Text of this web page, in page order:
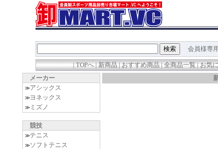
会員様専
|TOPへ|新商品|おすすめ商品|全商品一覧|お気
メーカー
≫アシックス
≫ヨネックス
≫ ミズノ
競技
≫テニス
≫ソフトテニス